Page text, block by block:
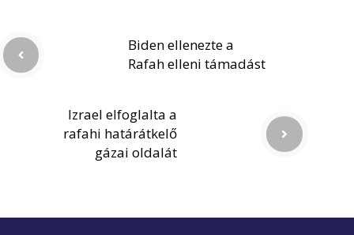
Biden ellenezte a
Rafah elleni támadást
Izrael elfoglalta a
rafahi határátkelő
gázai oldalát